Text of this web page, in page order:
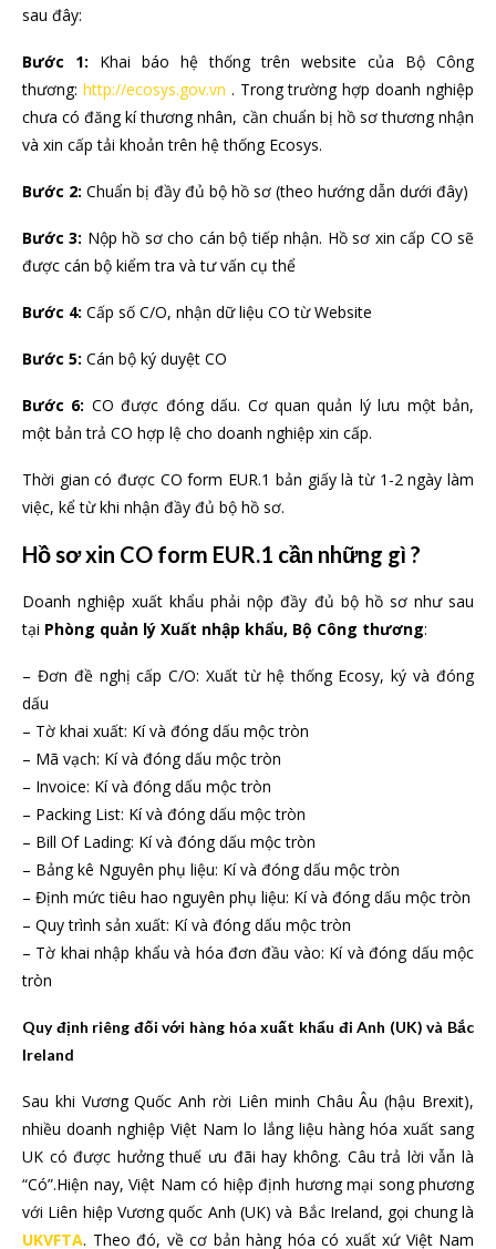
sau đây:
Bước 1: Khai báo hệ thống trên website của Bộ Công
thương: http://ecosys.gov.vn . Trong trường hợp doanh nghiệp
chưa có đăng kí thương nhân, cần chuẩn bị hồ sơ thương nhận
và xin cấp tải khoản trên hệ thống Ecosys.
Bước 2: Chuẩn bị đầy đủ bộ hồ sơ (theo hướng dẫn dưới đây)
Bước 3: Nộp hồ sơ cho cán bộ tiếp nhận. Hồ sơ xin cấp CO sẽ
được cán bộ kiểm tra và tư vấn cụ thể
Bước 4: Cấp số C/O, nhận dữ liệu CO từ Website
Bước 5: Cán bộ ký duyệt CO
Bước 6: CO được đóng dấu. Cơ quan quản lý lưu một bản,
một bản trả CO hợp lệ cho doanh nghiệp xin cấp.
Thời gian có được CO form EUR.1 bản giấy là từ 1-2 ngày làm
việc, kể từ khi nhận đầy đủ bộ hồ sơ.
Hồ sơ xin CO form EUR.1 cần những gì ?
Doanh nghiệp xuất khẩu phải nộp đầy đủ bộ hồ sơ như sau
tại Phòng quản lý Xuất nhập khẩu, Bộ Công thương:
– Đơn đề nghị cấp C/O: Xuất từ hệ thống Ecosy, ký và đóng
dấu
– Tờ khai xuất: Kí và đóng dấu mộc tròn
– Mã vạch: Kí và đóng dấu mộc tròn
– Invoice: Kí và đóng dấu mộc tròn
– Packing List: Kí và đóng dấu mộc tròn
– Bill Of Lading: Kí và đóng dấu mộc tròn
– Bảng kê Nguyên phụ liệu: Kí và đóng dấu mộc tròn
– Định mức tiêu hao nguyên phụ liệu: Kí và đóng dấu mộc tròn
– Quy trình sản xuất: Kí và đóng dấu mộc tròn
– Tờ khai nhập khẩu và hóa đơn đầu vào: Kí và đóng dấu mộc
tròn
Quy định riêng đối với hàng hóa xuất khẩu đi Anh (UK) và Bắc
Ireland
Sau khi Vương Quốc Anh rời Liên minh Châu Âu (hậu Brexit),
nhiều doanh nghiệp Việt Nam lo lắng liệu hàng hóa xuất sang
UK có được hưởng thuế ưu đãi hay không. Câu trả lời vẫn là
“Có”.Hiện nay, Việt Nam có hiệp định hương mại song phương
với Liên hiệp Vương quốc Anh (UK) và Bắc Ireland, gọi chung là
UKVFTA. Theo đó, về cơ bản hàng hóa có xuất xứ Việt Nam